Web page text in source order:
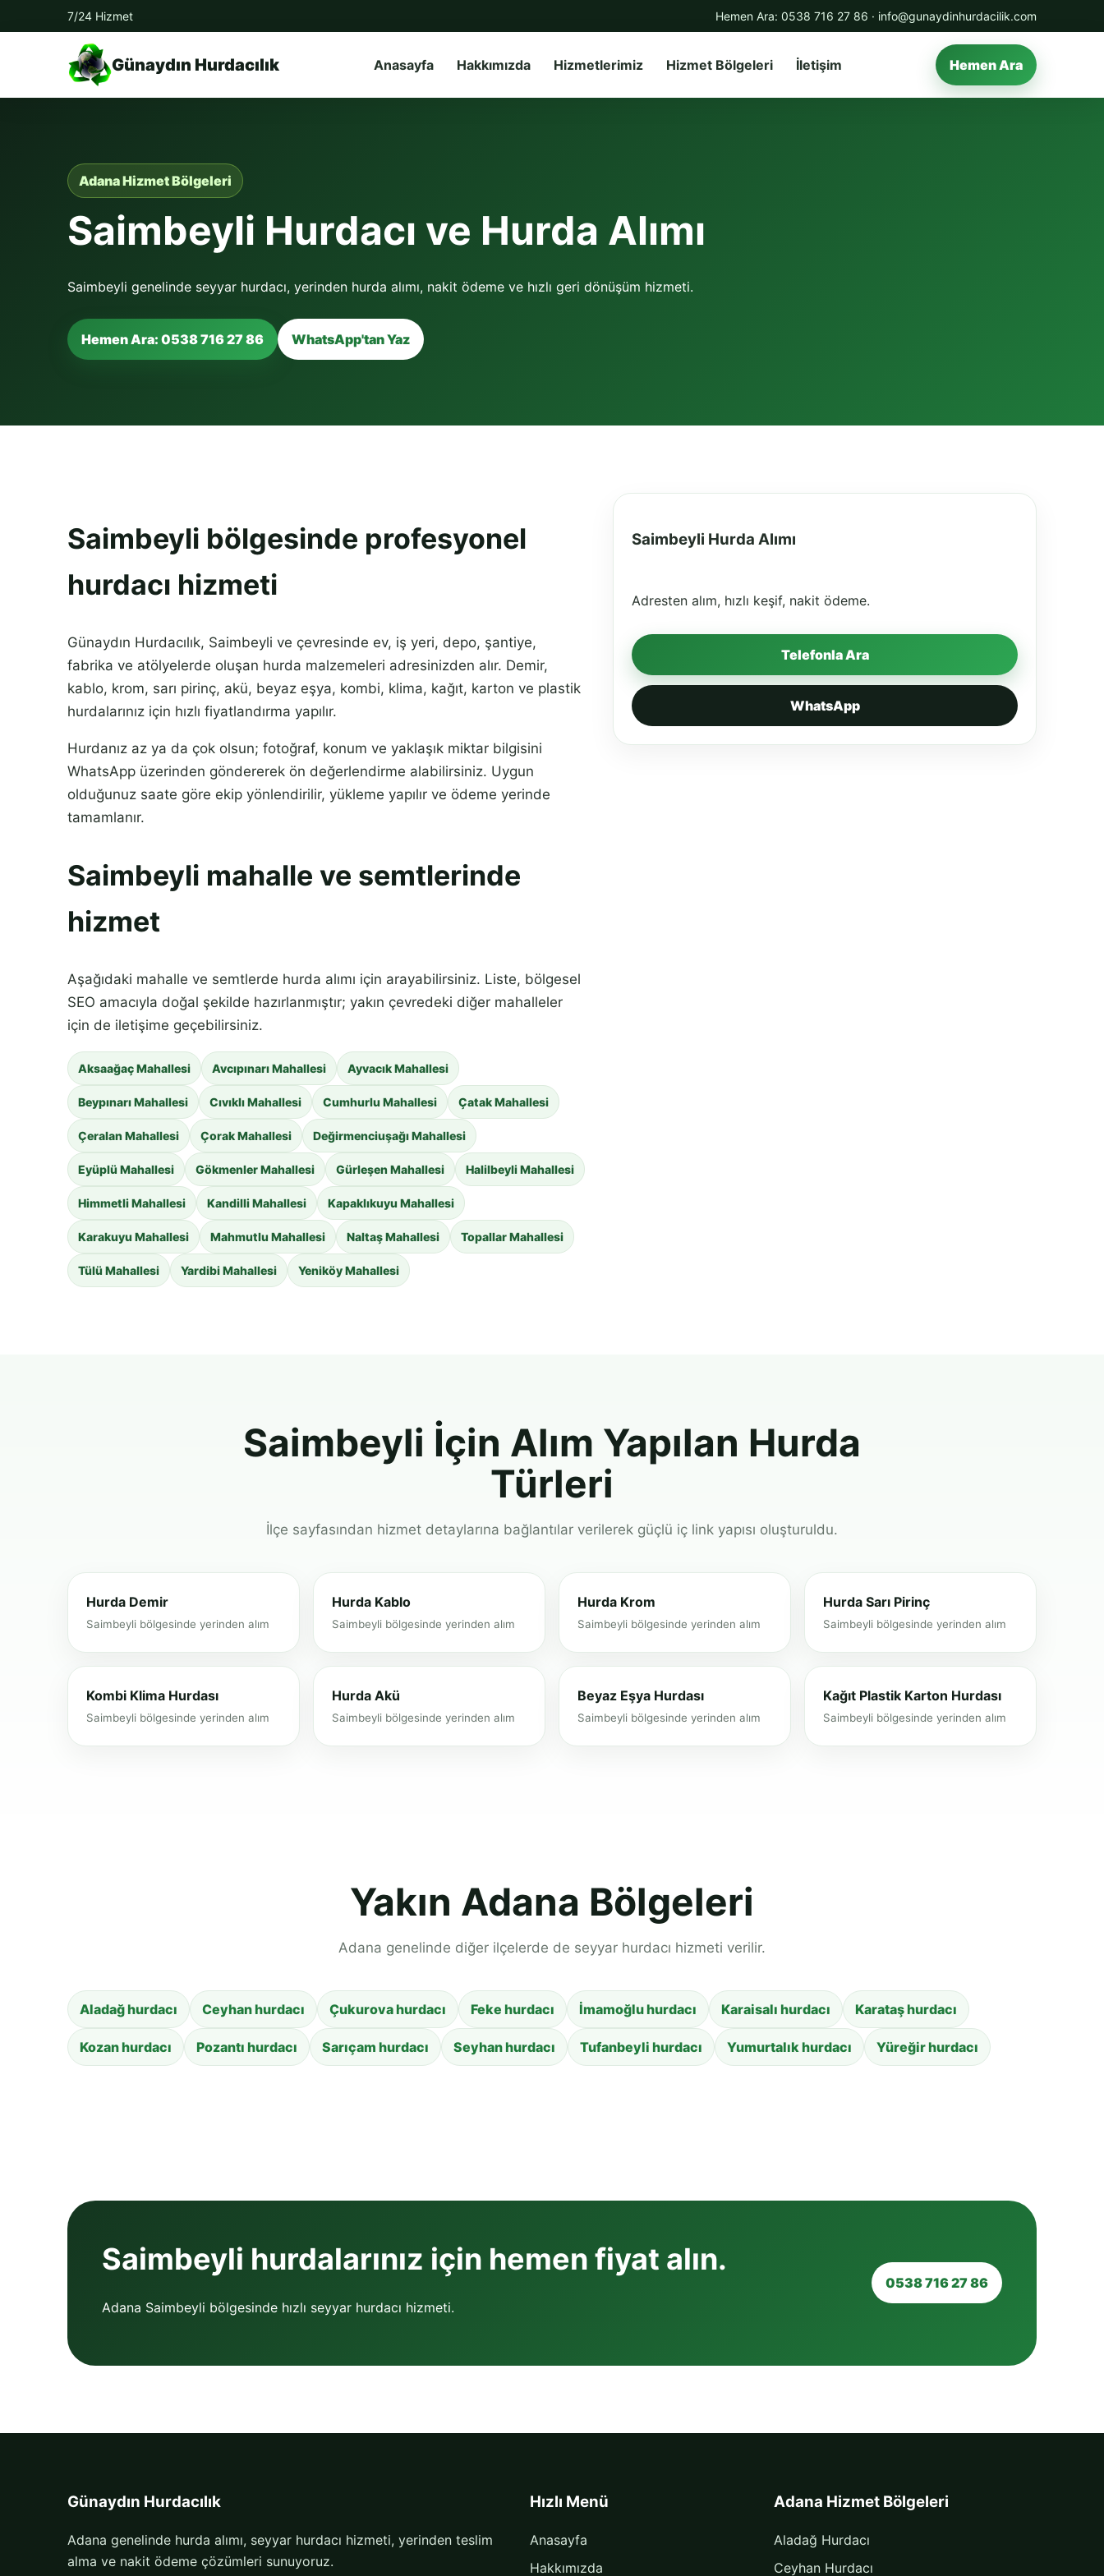
7/24 Hizmet Hemen Ara: 0538 716 27 86 · info@gunaydinhurdacilik.com
Günaydın Hurdacılık Anasayfa Hakkımızda Hizmetlerimiz Hizmet Bölgeleri İletişim Hemen Ara
Adana Hizmet Bölgeleri
Saimbeyli Hurdacı ve Hurda Alımı
Saimbeyli genelinde seyyar hurdacı, yerinden hurda alımı, nakit ödeme ve hızlı geri dönüşüm hizmeti.
Hemen Ara: 0538 716 27 86 WhatsApp'tan Yaz
Saimbeyli bölgesinde profesyonel
hurdacı hizmeti
Günaydın Hurdacılık, Saimbeyli ve çevresinde ev, iş yeri, depo, şantiye,
fabrika ve atölyelerde oluşan hurda malzemeleri adresinizden alır. Demir,
kablo, krom, sarı pirinç, akü, beyaz eşya, kombi, klima, kağıt, karton ve plastik
hurdalarınız için hızlı fiyatlandırma yapılır.
Hurdanız az ya da çok olsun; fotoğraf, konum ve yaklaşık miktar bilgisini
WhatsApp üzerinden göndererek ön değerlendirme alabilirsiniz. Uygun
olduğunuz saate göre ekip yönlendirilir, yükleme yapılır ve ödeme yerinde
tamamlanır.
Saimbeyli mahalle ve semtlerinde
hizmet
Aşağıdaki mahalle ve semtlerde hurda alımı için arayabilirsiniz. Liste, bölgesel
SEO amacıyla doğal şekilde hazırlanmıştır; yakın çevredeki diğer mahalleler
için de iletişime geçebilirsiniz.
Aksaağaç Mahallesi Avcıpınarı Mahallesi Ayvacık Mahallesi
Beypınarı Mahallesi Cıvıklı Mahallesi Cumhurlu Mahallesi Çatak Mahallesi
Çeralan Mahallesi Çorak Mahallesi Değirmenciuşağı Mahallesi
Eyüplü Mahallesi Gökmenler Mahallesi Gürleşen Mahallesi Halilbeyli Mahallesi
Himmetli Mahallesi Kandilli Mahallesi Kapaklıkuyu Mahallesi
Karakuyu Mahallesi Mahmutlu Mahallesi Naltaş Mahallesi Topallar Mahallesi
Tülü Mahallesi Yardibi Mahallesi Yeniköy Mahallesi
Saimbeyli Hurda Alımı
Adresten alım, hızlı keşif, nakit ödeme.
Telefonla Ara
WhatsApp
Saimbeyli İçin Alım Yapılan Hurda
Türleri
İlçe sayfasından hizmet detaylarına bağlantılar verilerek güçlü iç link yapısı oluşturuldu.
Hurda Demir
Saimbeyli bölgesinde yerinden alım
Hurda Kablo
Saimbeyli bölgesinde yerinden alım
Hurda Krom
Saimbeyli bölgesinde yerinden alım
Hurda Sarı Pirinç
Saimbeyli bölgesinde yerinden alım
Kombi Klima Hurdası
Saimbeyli bölgesinde yerinden alım
Hurda Akü
Saimbeyli bölgesinde yerinden alım
Beyaz Eşya Hurdası
Saimbeyli bölgesinde yerinden alım
Kağıt Plastik Karton Hurdası
Saimbeyli bölgesinde yerinden alım
Yakın Adana Bölgeleri
Adana genelinde diğer ilçelerde de seyyar hurdacı hizmeti verilir.
Aladağ hurdacı Ceyhan hurdacı Çukurova hurdacı Feke hurdacı İmamoğlu hurdacı Karaisalı hurdacı Karataş hurdacı
Kozan hurdacı Pozantı hurdacı Sarıçam hurdacı Seyhan hurdacı Tufanbeyli hurdacı Yumurtalık hurdacı Yüreğir hurdacı
Saimbeyli hurdalarınız için hemen fiyat alın.
Adana Saimbeyli bölgesinde hızlı seyyar hurdacı hizmeti.
0538 716 27 86
Günaydın Hurdacılık
Adana genelinde hurda alımı, seyyar hurdacı hizmeti, yerinden teslim
alma ve nakit ödeme çözümleri sunuyoruz.
Hızlı Menü
Anasayfa
Hakkımızda
Adana Hizmet Bölgeleri
Aladağ Hurdacı
Ceyhan Hurdacı